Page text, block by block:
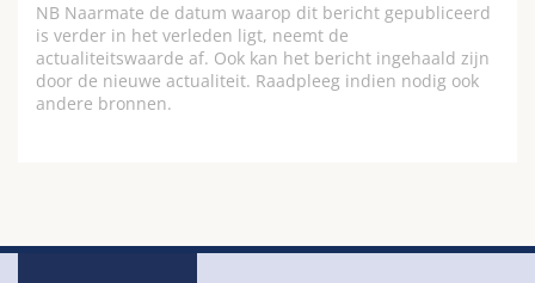
NB Naarmate de datum waarop dit bericht gepubliceerd
is verder in het verleden ligt, neemt de
actualiteitswaarde af. Ook kan het bericht ingehaald zijn
door de nieuwe actualiteit. Raadpleeg indien nodig ook
andere bronnen.